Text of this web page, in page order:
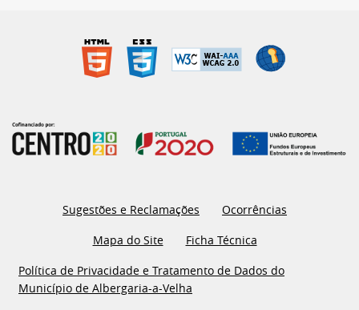
Sugestões e Reclamações
Ocorrências
Mapa do Site
Ficha Técnica
Política de Privacidade e Tratamento de Dados do
Município de Albergaria-a-Velha